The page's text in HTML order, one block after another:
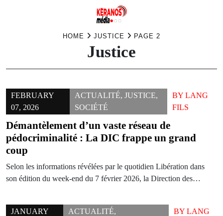
HOME JUSTICE PAGE 2
Justice
FEBRUARY
07, 2026
ACTUALITÉ, JUSTICE,
SOCIÉTÉ
BY LANG
FILS
Démantèlement d’un vaste réseau de
pédocriminalité : La DIC frappe un grand
coup
Selon les informations révélées par le quotidien Libération dans
son édition du week-end du 7 février 2026, la Direction des…
JANUARY
ACTUALITÉ,
BYLANG